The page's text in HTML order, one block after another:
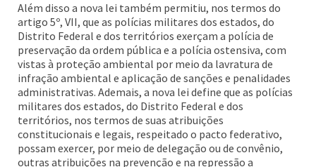
Além disso a nova lei também permitiu, nos termos do
artigo 5º, VII, que as polícias militares dos estados, do
Distrito Federal e dos territórios exerçam a polícia de
preservação da ordem pública e a polícia ostensiva, com
vistas à proteção ambiental por meio da lavratura de
infração ambiental e aplicação de sanções e penalidades
administrativas. Ademais, a nova lei define que as polícias
militares dos estados, do Distrito Federal e dos
territórios, nos termos de suas atribuições
constitucionais e legais, respeitado o pacto federativo,
possam exercer, por meio de delegação ou de convênio,
outras atribuições na prevenção e na repressão a